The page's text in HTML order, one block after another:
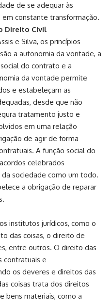
de se adequar às
constante transformação.
Direito Civil
e Silva, os princípios
a autonomia da vontade, a
do contrato e a
da vontade permite
e estabeleçam as
desde que não
tratamento justo e
em uma relação
de agir de forma
A função social do
celebrados
sociedade como um todo.
a obrigação de reparar
institutos jurídicos, como o
das coisas, o direito de
entre outros. O direito das
contratuais e
os deveres e direitos das
coisas trata dos direitos
bens materiais, como a